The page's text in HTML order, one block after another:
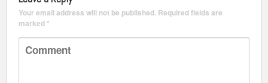
Your email address will not be published. Required fields are
marked*